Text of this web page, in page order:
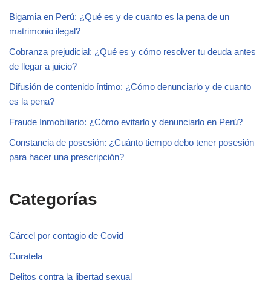
Bigamia en Perú: ¿Qué es y de cuanto es la pena de un
matrimonio ilegal?
Cobranza prejudicial: ¿Qué es y cómo resolver tu deuda antes
de llegar a juicio?
Difusión de contenido íntimo: ¿Cómo denunciarlo y de cuanto
es la pena?
Fraude Inmobiliario: ¿Cómo evitarlo y denunciarlo en Perú?
Constancia de posesión: ¿Cuánto tiempo debo tener posesión
para hacer una prescripción?
Categorías
Cárcel por contagio de Covid
Curatela
Delitos contra la libertad sexual